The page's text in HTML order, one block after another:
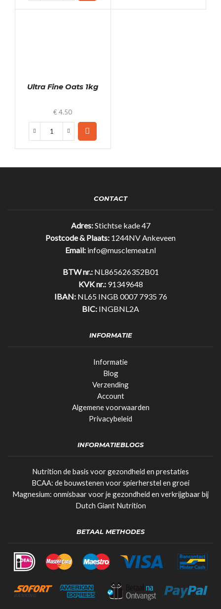
Ultra Fine Oats 1kg
€ 4.50
Ultra
CONTACT
Adres:Stichtse kade 47
Postcode & Plaats: 1244NV Ankeveen
Email: info@musclemeat.nl
BTW nr.:NL865626352B01
KVK nr.:91349648
IBAN:NL65 INGB 0007 7935 76
BIC: INGBNL2A
INFORMATIE
Informatie
Blog
Verzending
Account
Algemene voorwaarden
Privacybeleid
INFORMATIEBLOGS
Nutrition de basis voor gezondheid en prestaties
BCAA: de bouwstenen voor spierherstel en groei
Magnesium: onmisbaar voor je gezondheid en verkrijgbaar bij
Dutch Giant Nutrition
BETAAL METHODES